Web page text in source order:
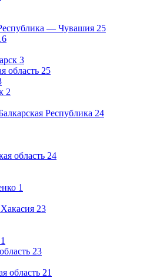
— Чувашия 25
3
область 25
2
Республика 24
область 24
1
23
1
23
область 21